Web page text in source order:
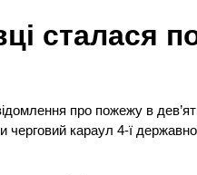
сталася
про пожежу в
караул 4-ї